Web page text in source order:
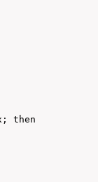
then